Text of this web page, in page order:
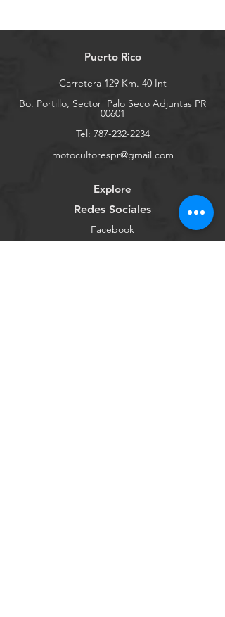
Puerto Rico
Carretera 129 Km. 40 Int
Bo. Portillo, Sector Palo Seco Adjuntas PR
00601
Tel: 787-232-2234
motocultorespr@gmail.com
Explore
Redes Sociales
Facebook